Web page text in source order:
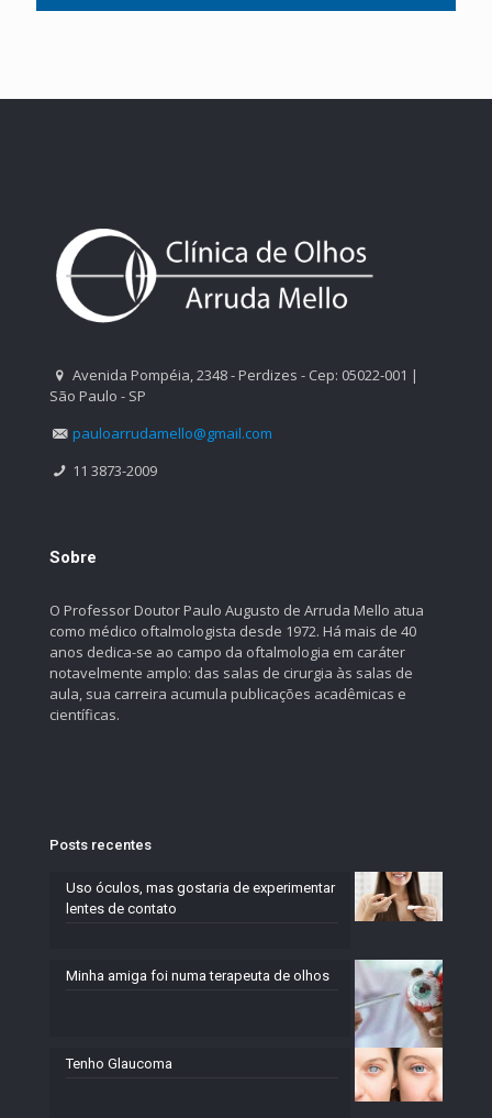
Avenida Pompéia, 2348 - Perdizes - Cep: 05022-001 |
São Paulo - SP
pauloarrudamello@gmail.com
11 3873-2009
Sobre
O Professor Doutor Paulo Augusto de Arruda Mello atua
como médico oftalmologista desde 1972. Há mais de 40
anos dedica-se ao campo da oftalmologia em caráter
notavelmente amplo: das salas de cirurgia às salas de
aula, sua carreira acumula publicações acadêmicas e
científicas.
Posts recentes
Uso óculos, mas gostaria de experimentar
lentes de contato
Minha amiga foi numa terapeuta de olhos
Tenho Glaucoma